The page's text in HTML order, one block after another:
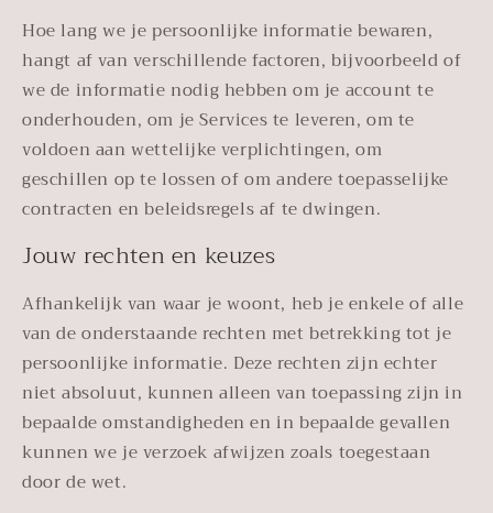
Hoe lang we je persoonlijke informatie bewaren,
hangt af van verschillende factoren, bijvoorbeeld of
we de informatie nodig hebben om je account te
onderhouden, om je Services te leveren, om te
voldoen aan wettelijke verplichtingen, om
geschillen op te lossen of om andere toepasselijke
contracten en beleidsregels af te dwingen.
Jouw rechten en keuzes
Afhankelijk van waar je woont, heb je enkele of alle
van de onderstaande rechten met betrekking tot je
persoonlijke informatie. Deze rechten zijn echter
niet absoluut, kunnen alleen van toepassing zijn in
bepaalde omstandigheden en in bepaalde gevallen
kunnen we je verzoek afwijzen zoals toegestaan
door de wet.